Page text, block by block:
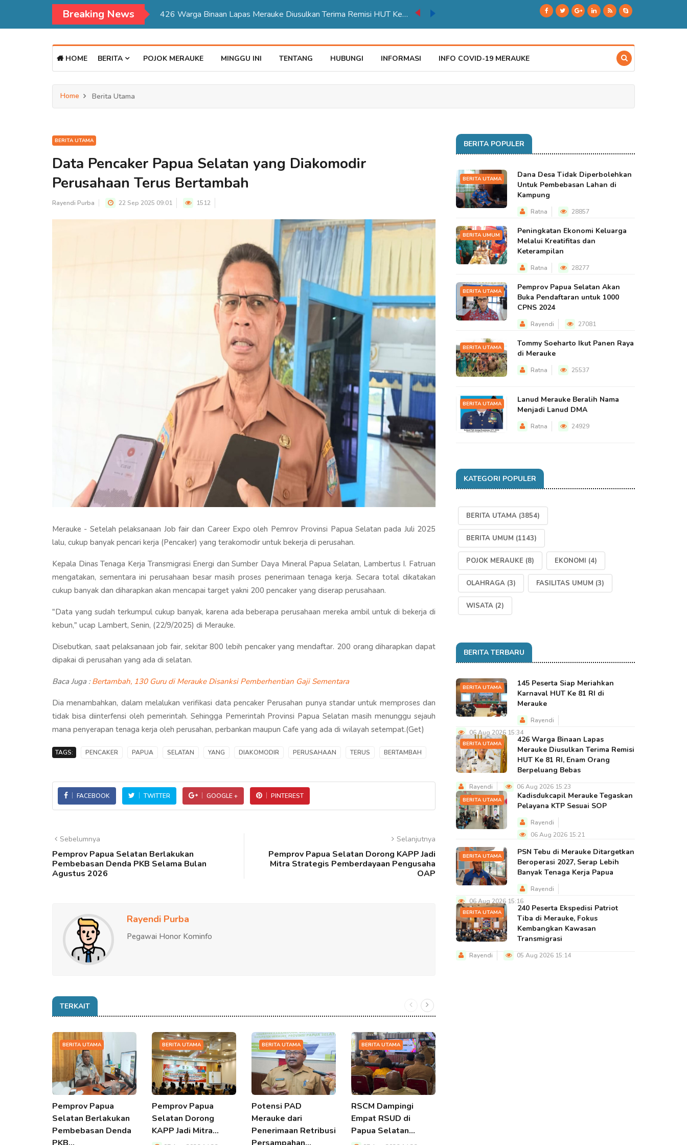
Breaking News Kadisdukcapil Merauke Tegaskan Pelayana KTP Sesuai SOP
HOME BERITA POJOK MERAUKE MINGGU INI TENTANG HUBUNGI INFORMASI INFO COVID-19 MERAUKE
Home Berita Utama
BERITA UTAMA
Data Pencaker Papua Selatan yang Diakomodir
Perusahaan Terus Bertambah
Rayendi Purba 22 Sep 2025 09:01 1512
Merauke - Setelah pelaksanaan Job fair dan Career Expo oleh Pemrov Provinsi Papua Selatan pada Juli 2025
lalu, cukup banyak pencari kerja (Pencaker) yang terakomodir untuk bekerja di perusahan.
Kepala Dinas Tenaga Kerja Transmigrasi Energi dan Sumber Daya Mineral Papua Selatan, Lambertus I. Fatruan
mengatakan, sementara ini perusahaan besar masih proses penerimaan tenaga kerja. Secara total dikatakan
cukup banyak dan diharapkan akan mencapai target yakni 200 pencaker yang diserap perusahaan.
"Data yang sudah terkumpul cukup banyak, karena ada beberapa perusahaan mereka ambil untuk di bekerja di
kebun," ucap Lambert, Senin, (22/9/2025) di Merauke.
Disebutkan, saat pelaksanaan job fair, sekitar 800 lebih pencaker yang mendaftar. 200 orang diharapkan dapat
dipakai di perusahan yang ada di selatan.
Baca Juga :Bertambah, 130 Guru di Merauke Disanksi Pemberhentian Gaji Sementara
Dia menambahkan, dalam melalukan verifikasi data pencaker Perusahan punya standar untuk memproses dan
tidak bisa diinterfensi oleh pemerintah. Sehingga Pemerintah Provinsi Papua Selatan masih menunggu sejauh
mana penyerapan tenaga kerja oleh perusahan, perbankan maupun Cafe yang ada di wilayah setempat.(Get)
TAGS: PENCAKER PAPUA SELATAN YANG DIAKOMODIR PERUSAHAAN TERUS BERTAMBAH
FACEBOOK TWITTER GOOGLE + PINTEREST
Sebelumnya
Pemprov Papua Selatan Berlakukan
Pembebasan Denda PKB Selama Bulan
Agustus 2026
Selanjutnya
Pemprov Papua Selatan Dorong KAPP Jadi
Mitra Strategis Pemberdayaan Pengusaha
OAP
Rayendi Purba
Pegawai Honor Kominfo
TERKAIT
BERITA UTAMA
Pemprov Papua
Selatan Berlakukan
Pembebasan Denda
BERITA UTAMA
Pemprov Papua
Selatan Dorong
KAPP Jadi Mitra…
BERITA UTAMA
Potensi PAD
Merauke dari
Penerimaan Retribusi
BERITA UTAMA
RSCM Dampingi
Empat RSUD di
Papua Selatan…
BERITA POPULER
BERITA UTAMA
Dana Desa Tidak Diperbolehkan
Untuk Pembebasan Lahan di
Kampung
Ratna 28857
BERITA UMUM
Peningkatan Ekonomi Keluarga
Melalui Kreatifitas dan
Keterampilan
Ratna 28277
BERITA UTAMA
Pemprov Papua Selatan Akan
Buka Pendaftaran untuk 1000
CPNS 2024
Rayendi 27081
BERITA UTAMA
Tommy Soeharto Ikut Panen Raya
di Merauke
Ratna 25537
BERITA UTAMA
Lanud Merauke Beralih Nama
Menjadi Lanud DMA
Ratna 24929
KATEGORI POPULER
BERITA UTAMA (3854)
BERITA UMUM (1143)
POJOK MERAUKE (8) EKONOMI (4)
OLAHRAGA (3) FASILITAS UMUM (3)
WISATA (2)
BERITA TERBARU
BERITA UTAMA
145 Peserta Siap Meriahkan
Karnaval HUT Ke 81 RI di
Merauke
Rayendi
06 Aug 2026 15:34
BERITA UTAMA
426 Warga Binaan Lapas
Merauke Diusulkan Terima Remisi
HUT Ke 81 RI, Enam Orang
Berpeluang Bebas
Rayendi 06 Aug 2026 15:23
BERITA UTAMA
Kadisdukcapil Merauke Tegaskan
Pelayana KTP Sesuai SOP
Rayendi
06 Aug 2026 15:21
BERITA UTAMA
PSN Tebu di Merauke Ditargetkan
Beroperasi 2027, Serap Lebih
Banyak Tenaga Kerja Papua
Rayendi
06 Aug 2026 15:16
BERITA UTAMA
240 Peserta Ekspedisi Patriot
Tiba di Merauke, Fokus
Kembangkan Kawasan
Transmigrasi
Rayendi 05 Aug 2026 15:14